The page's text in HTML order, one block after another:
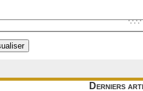
Derniers